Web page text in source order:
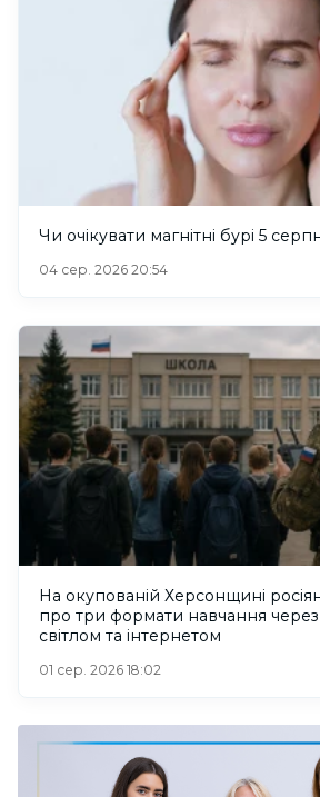
Чи очікувати магнітні бурі 5
04 сер. 2026 20:54
На окупованій Херсонщині
про три формати навчання
світлом та інтернетом
01 сер. 2026 18:02